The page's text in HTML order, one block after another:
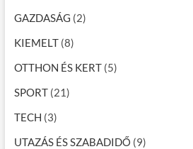
GAZDASÁG (2)
KIEMELT(8)
OTTHON ÉS KERT(5)
SPORT(21)
TECH (3)
UTAZÁS ÉS SZABADIDŐ (9)